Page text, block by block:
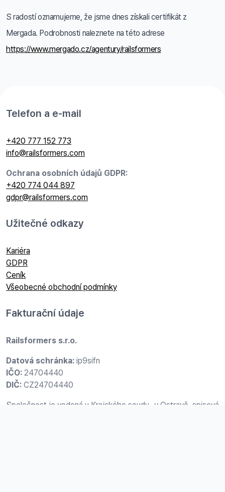
S radostí oznamujeme, že jsme dnes získali certifikát z
Mergada. Podrobnosti naleznete na této adrese
https://www.mergado.cz/agentury/railsformers
Telefon a e-mail
+420 777 152 773
info@railsformers.com
Ochrana osobních údajů GDPR:
+420 774 044 897
gdpr@railsformers.com
Užitečné odkazy
Kariéra
GDPR
Ceník
Všeobecné obchodní podmínky
Fakturační údaje
Railsformers s.r.o.
Datová schránka: ip9sifn
IČO: 24704440
DIČ: CZ24704440
Společnost je vedená u Krajského soudu v Ostravě, spisová